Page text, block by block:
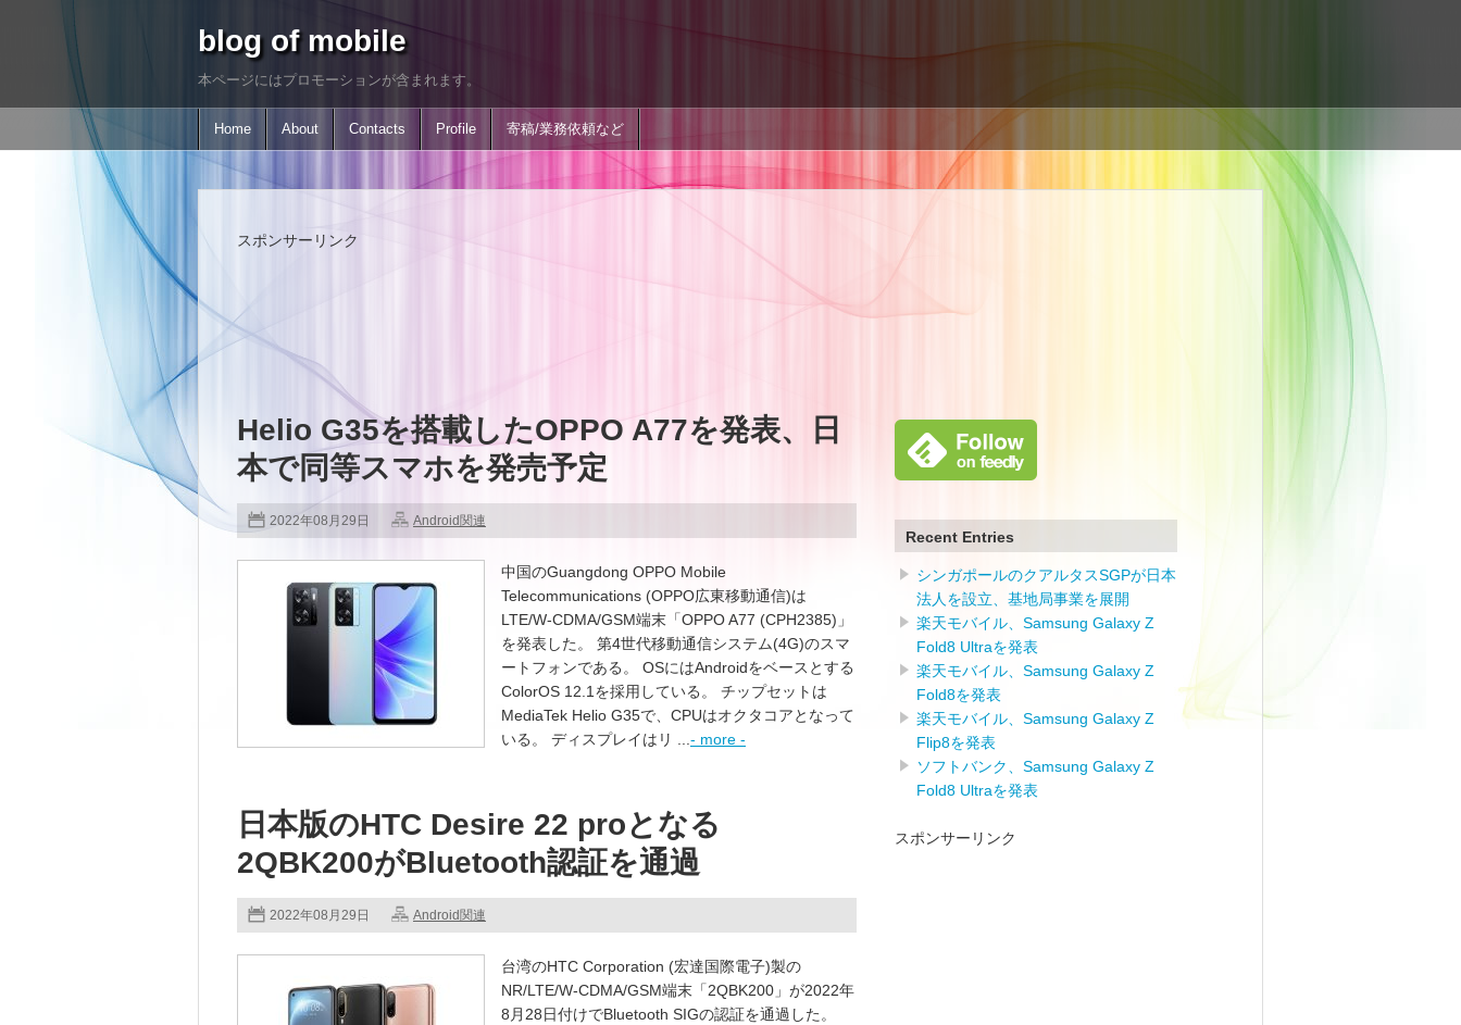
blog of mobile
本ページにはプロモーションが含まれます。
Home About Contacts Profile 寄稿/業務依頼など
スポンサーリンク
Helio G35を搭載したOPPO A77を発表、日
本で同等スマホを発売予定
2022年08月29日 Android関連
中国のGuangdong OPPO Mobile
Telecommunications (OPPO広東移動通信)は
LTE/W-CDMA/GSM端末「OPPO A77 (CPH2385)」
を発表した。 第4世代移動通信システム(4G)のスマ
ートフォンである。 OSにはAndroidをベースとする
ColorOS 12.1を採用している。 チップセットは
MediaTek Helio G35で、CPUはオクタコアとなって
いる。 ディスプレイはリ ... - more -
日本版のHTC Desire 22 proとなる
2QBK200がBluetooth認証を通過
2022年08月29日 Android関連
台湾のHTC Corporation (宏達国際電子)製の
NR/LTE/W-CDMA/GSM端末「2QBK200」が2022年
8月28日付けでBluetooth SIGの認証を通過した。
Recent Entries
シンガポールのクアルタスSGPが日本
法人を設立、基地局事業を展開
楽天モバイル、Samsung Galaxy Z
Fold8 Ultraを発表
楽天モバイル、Samsung Galaxy Z
Fold8を発表
楽天モバイル、Samsung Galaxy Z
Flip8を発表
ソフトバンク、Samsung Galaxy Z
Fold8 Ultraを発表
スポンサーリンク